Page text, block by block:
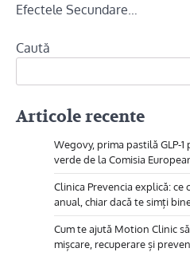
Efectele Secundare…
Caută
Articole recente
Wegovy, prima pastilă GLP-
verde de la Comisia
Clinica Prevencia explică:
anual, chiar dacă te simți
Cum te ajută Motion Clinic
mișcare, recuperare și